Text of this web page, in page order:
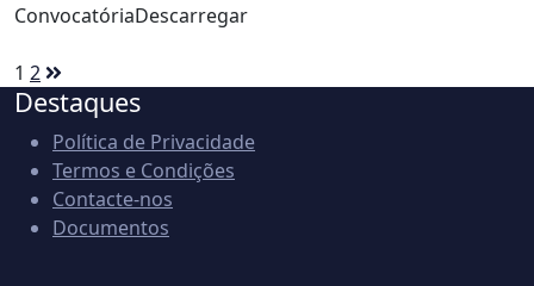
ConvocatóriaDescarregar
Paginação
dos
conteúdos
1 2
Destaques
Política de Privacidade
Termos e Condições
Contacte-nos
Documentos